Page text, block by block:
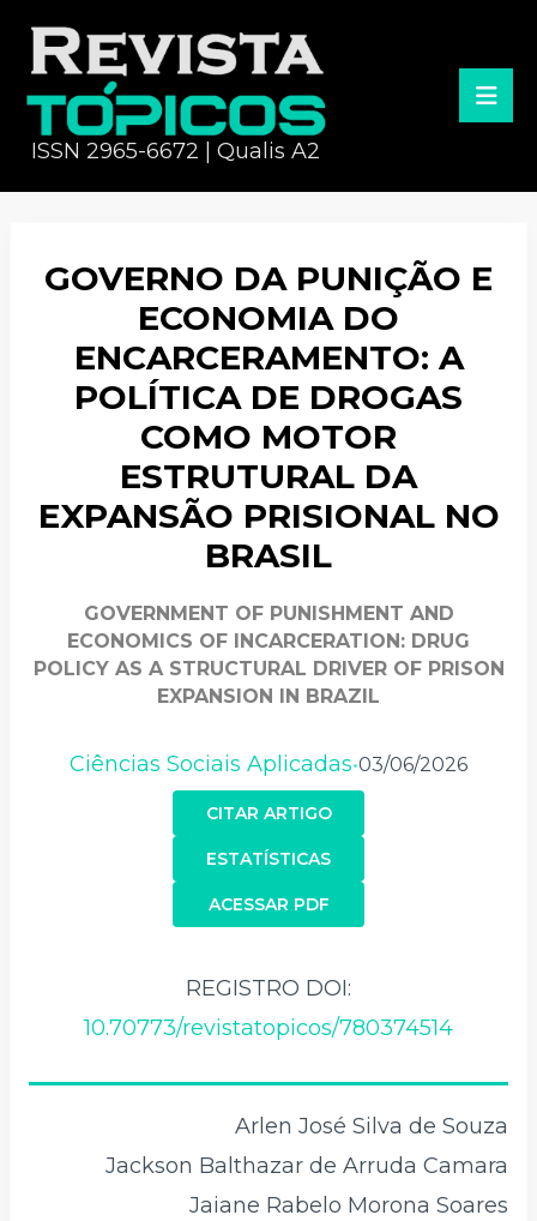
ISSN 2965-6672 | Qualis A2
GOVERNO DA PUNIÇÃO E
ECONOMIA DO
ENCARCERAMENTO: A
POLÍTICA DE DROGAS
COMO MOTOR
ESTRUTURAL DA
EXPANSÃO PRISIONAL NO
BRASIL
GOVERNMENT OF PUNISHMENT AND
ECONOMICS OF INCARCERATION: DRUG
POLICY AS A STRUCTURAL DRIVER OF PRISON
EXPANSION IN BRAZIL
Ciências Sociais Aplicadas•03/06/2026
CITAR ARTIGO
ACESSAR PDF
ESTATÍSTICAS
REGISTRO DOI:
10.70773/revistatopicos/780374514
Arlen José Silva de Souza
Jackson Balthazar de Arruda Camara
Jaiane Rabelo Morona Soares